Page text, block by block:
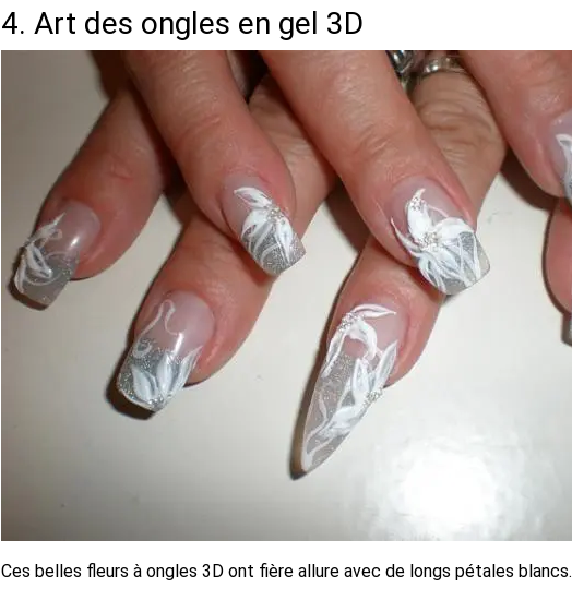
4. Art des ongles en gel 3D
Ces belles fleurs à ongles 3D ont fière allure avec de longs pétales blancs.